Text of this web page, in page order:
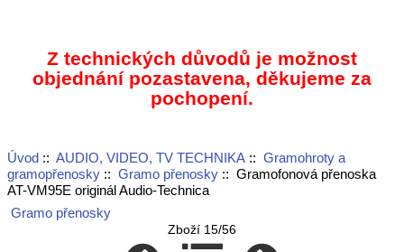
Z technických důvodů je možnost
objednání pozastavena, děkujeme za
pochopení.
Úvod:: AUDIO, VIDEO, TV TECHNIKA:: Gramohroty a
gramopřenosky:: Gramo přenosky:: Gramofonová přenoska
AT-VM95E originál Audio-Technica
Gramo přenosky
Zboží 15/56